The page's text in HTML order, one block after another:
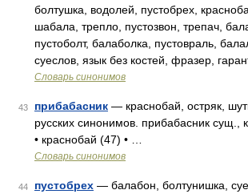
болтушка, водолей, пустобрех,
шабала, трепло, пустозвон, трепач,
пустоболт, балаболка, пустовраль,
суеслов, язык без костей, фразер,
Словарь синонимов
43 прибабасник — краснобай, остряк,
русских синонимов. прибабасник сущ.,
• краснобай (47) • …
Словарь синонимов
44 пустобрех — балабон, болтунишка,